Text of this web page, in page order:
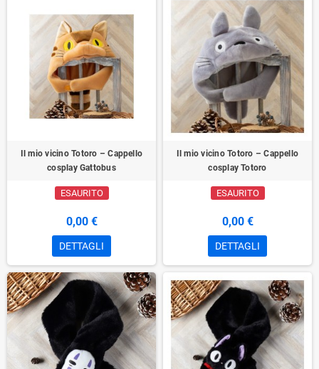
Il mio vicino Totoro – Cappello
cosplay Gattobus
ESAURITO
0,00 €
DETTAGLI
Il mio vicino Totoro – Cappello
cosplay Totoro
ESAURITO
0,00 €
DETTAGLI